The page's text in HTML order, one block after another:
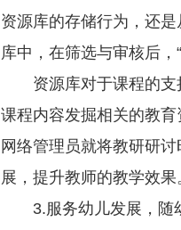
资源库的存储行为，还
库中，在筛选与审核后
资源库对于课程的
课程内容发掘相关的教
网络管理员就将教研研
展，提升教师的教学效果
3.服务幼儿发展，随